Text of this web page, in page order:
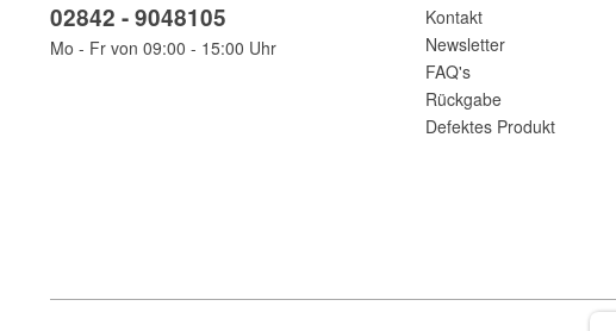
02842 - 9048105
Mo - Fr von 09:00 - 15:00 Uhr
Kontakt
Newsletter
FAQ's
Rückgabe
Defektes Produkt